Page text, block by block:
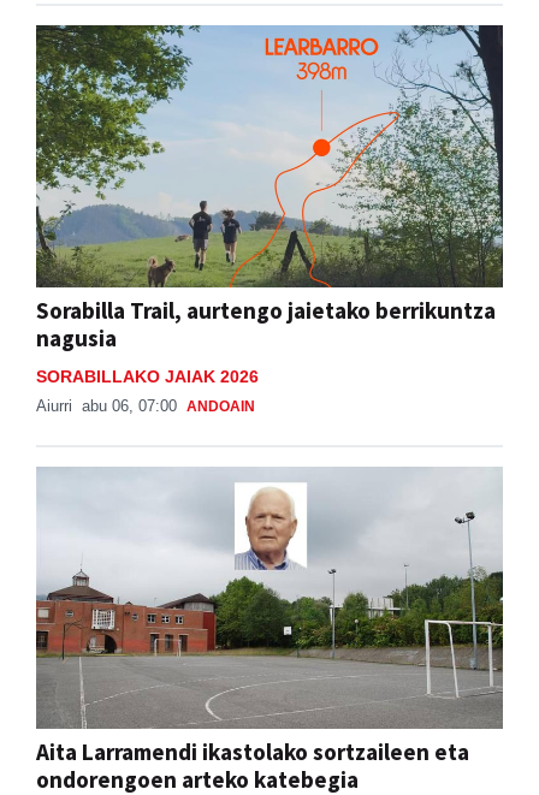
Sorabilla Trail, aurtengo jaietako berrikuntza
nagusia
SORABILLAKO JAIAK 2026
Aiurri abu 06, 07:00 ANDOAIN
Aita Larramendi ikastolako sortzaileen eta
ondorengoen arteko katebegia